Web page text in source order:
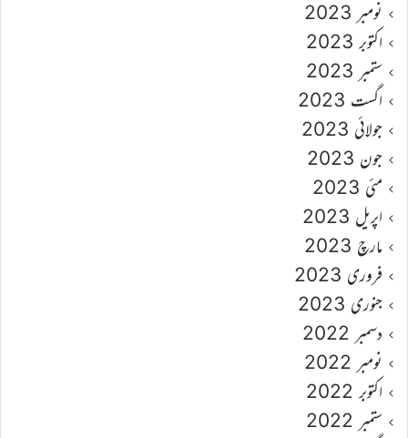
نومبر 2023
اکتوبر 2023
ستمبر 2023
اگست 2023
جولائی 2023
جون 2023
مئی 2023
اپریل 2023
مارچ 2023
فروری 2023
جنوری 2023
دسمبر 2022
نومبر 2022
اکتوبر 2022
ستمبر 2022